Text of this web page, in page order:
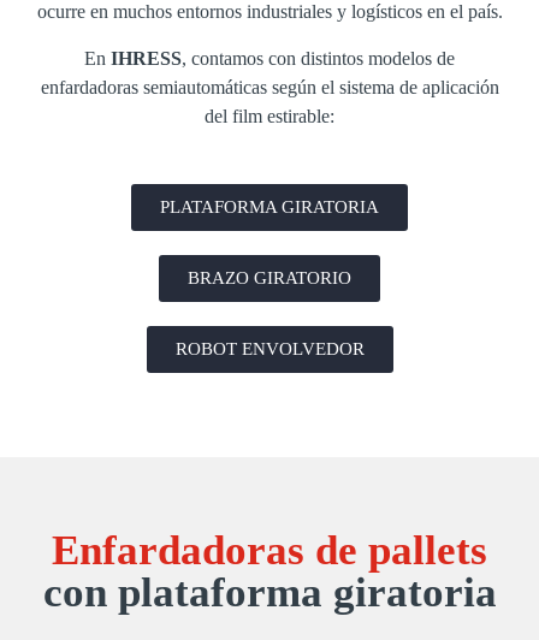
ocurre en muchos entornos industriales y logísticos en el país.
En IHRESS, contamos con distintos modelos de
enfardadoras semiautomáticas según el sistema de aplicación
del film estirable:
PLATAFORMA GIRATORIA
BRAZO GIRATORIO
ROBOT ENVOLVEDOR
Enfardadoras de pallets
con plataforma giratoria